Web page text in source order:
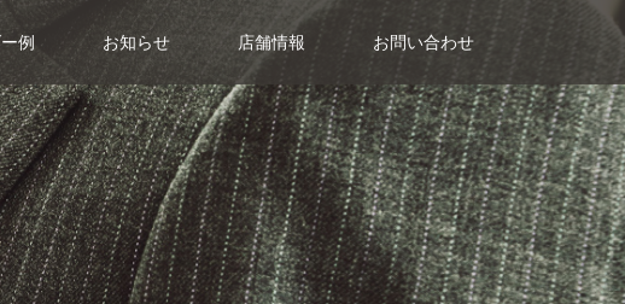
例 お知らせ 店舗情報 お問い合わせ